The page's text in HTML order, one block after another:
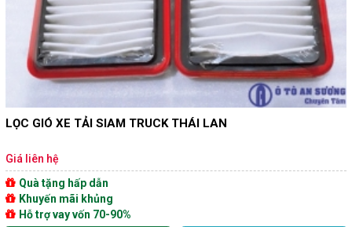
LỌC GIÓ XE TẢI SIAM TRUCK THÁI LAN
Giá liên hệ
Quà tặng hấp dẫn
Khuyến mãi khủng
Hỗ trợ vay vốn 70-90%